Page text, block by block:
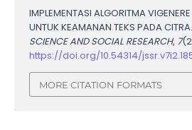
IMPLEMENTASI ALGORITMA
UNTUK KEAMANAN TEKS PADA
SCIENCE AND SOCIAL RESEARCH, 7
https://doi.org/10.54314/
MORE CITATION FORMATS